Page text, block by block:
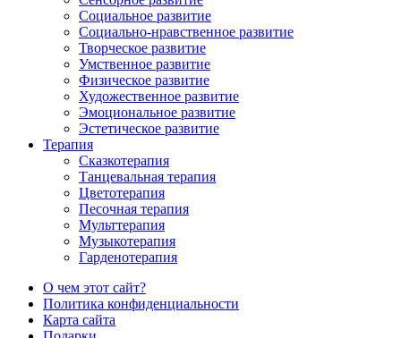
Социальное развитие
Социально-нравственное развитие
Творческое развитие
Умственное развитие
Физическое развитие
Художественное развитие
Эмоциональное развитие
Эстетическое развитие
Терапия
Сказкотерапия
Танцевальная терапия
Цветотерапия
Песочная терапия
Мульттерапия
Музыкотерапия
Гарденотерапия
О чем этот сайт?
Политика конфиденциальности
Карта сайта